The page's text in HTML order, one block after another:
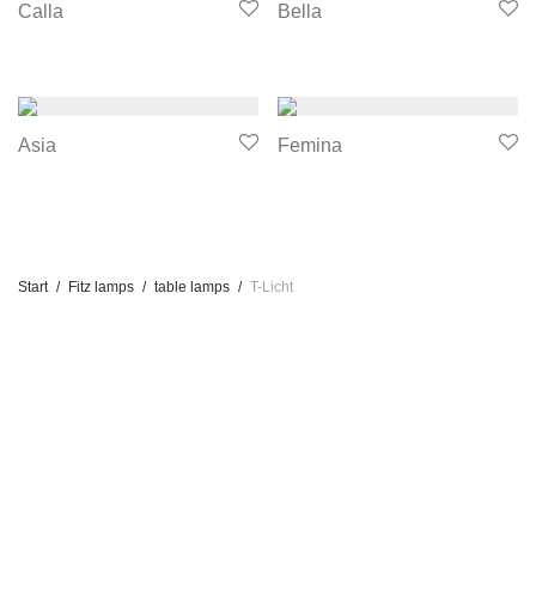
Calla Bella
Asia Femina
Start / Fitz lamps / table lamps / T-Licht